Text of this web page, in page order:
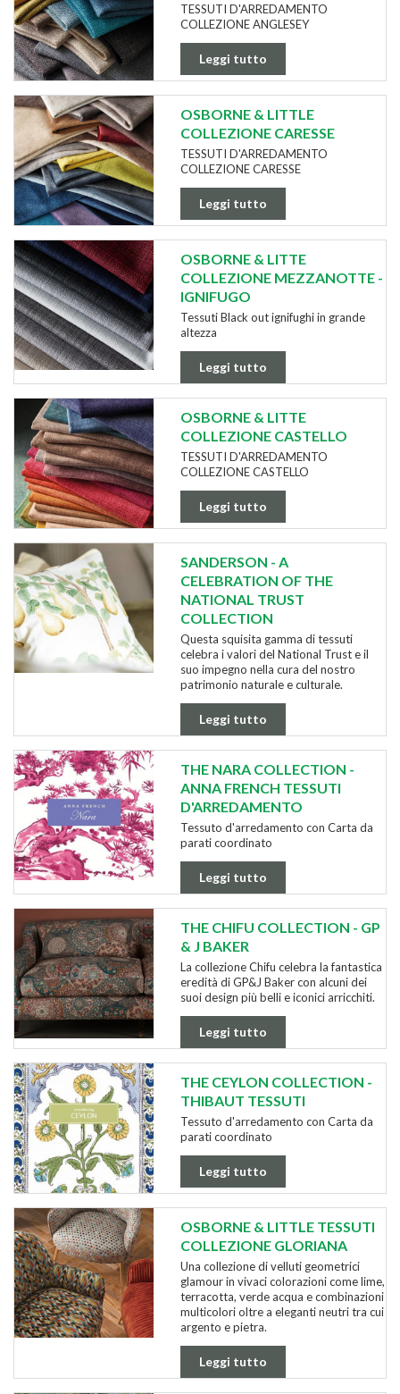
TESSUTI D'ARREDAMENTO
COLLEZIONE ANGLESEY
Leggi tutto
OSBORNE & LITTLE
COLLEZIONE CARESSE
TESSUTI D'ARREDAMENTO
COLLEZIONE CARESSE
Leggi tutto
OSBORNE & LITTE
COLLEZIONE MEZZANOTTE -
IGNIFUGO
Tessuti Black out ignifughi in grande
altezza
Leggi tutto
OSBORNE & LITTE
COLLEZIONE CASTELLO
TESSUTI D'ARREDAMENTO
COLLEZIONE CASTELLO
Leggi tutto
SANDERSON - A
CELEBRATION OF THE
NATIONAL TRUST
COLLECTION
Questa squisita gamma di tessuti
celebra i valori del National Trust e il
suo impegno nella cura del nostro
patrimonio naturale e culturale.
Leggi tutto
THE NARA COLLECTION -
ANNA FRENCH TESSUTI
D'ARREDAMENTO
Tessuto d'arredamento con Carta da
parati coordinato
Leggi tutto
THE CHIFU COLLECTION - GP
& J BAKER
La collezione Chifu celebra la fantastica
eredità di GP&J Baker con alcuni dei
suoi design più belli e iconici arricchiti.
Leggi tutto
THE CEYLON COLLECTION -
THIBAUT TESSUTI
Tessuto d'arredamento con Carta da
parati coordinato
Leggi tutto
OSBORNE & LITTLE TESSUTI
COLLEZIONE GLORIANA
Una collezione di velluti geometrici
glamour in vivaci colorazioni come lime,
terracotta, verde acqua e combinazioni
multicolori oltre a eleganti neutri tra cui
argento e pietra.
Leggi tutto